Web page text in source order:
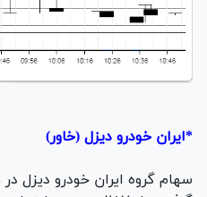
*ایران خودرو دیزل (خاور)
سهام گروه ایران خودرو دیزل در